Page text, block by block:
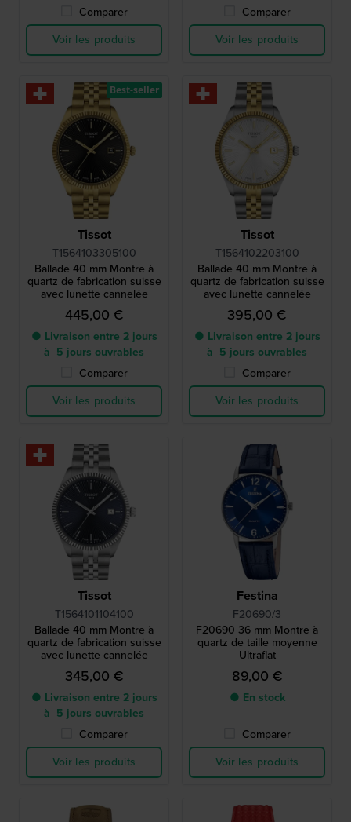
Comparer
Voir les produits
Comparer
Voir les produits
Tissot
T1564103305100
Ballade 40 mm Montre à
quartz de fabrication suisse
avec lunette cannelée
445,00 €
● Livraison entre 2 jours
à 5 jours ouvrables
Comparer
Voir les produits
Best-seller
Tissot
T1564102203100
Ballade 40 mm Montre à
quartz de fabrication suisse
avec lunette cannelée
395,00 €
● Livraison entre 2 jours
à 5 jours ouvrables
Comparer
Voir les produits
Tissot
T1564101104100
Ballade 40 mm Montre à
quartz de fabrication suisse
avec lunette cannelée
345,00 €
● Livraison entre 2 jours
à 5 jours ouvrables
Comparer
Voir les produits
Festina
F20690/3
F20690 36 mm Montre à
quartz de taille moyenne
Ultraflat
89,00 €
● En stock
Comparer
Voir les produits